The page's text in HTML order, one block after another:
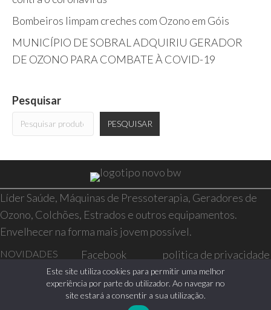
Bombeiros limpam creches com Ozono em Góis
MUNICÍPIO DE SOBRAL ADQUIRIU GERADOR
DE OZONO PARA COMBATE À COVID-19
Pesquisar
PESQUISAR
Líder Saúde, Máquinas de Pressoterapia, Geradores de
Ozono, Colchões, Estrados e outros equipamentos.
Envelhecer na forma mais jovem possível.
NOVIDADES
SAÚDE E BEM-
Facebook
Instagram
politica de privacidade
resolução de conflitos
livro de reclamações
Este site utiliza cookies para permitir uma melhor
experiência por parte do utilizador. Ao navegar no
site estará a consentir a sua utilização.